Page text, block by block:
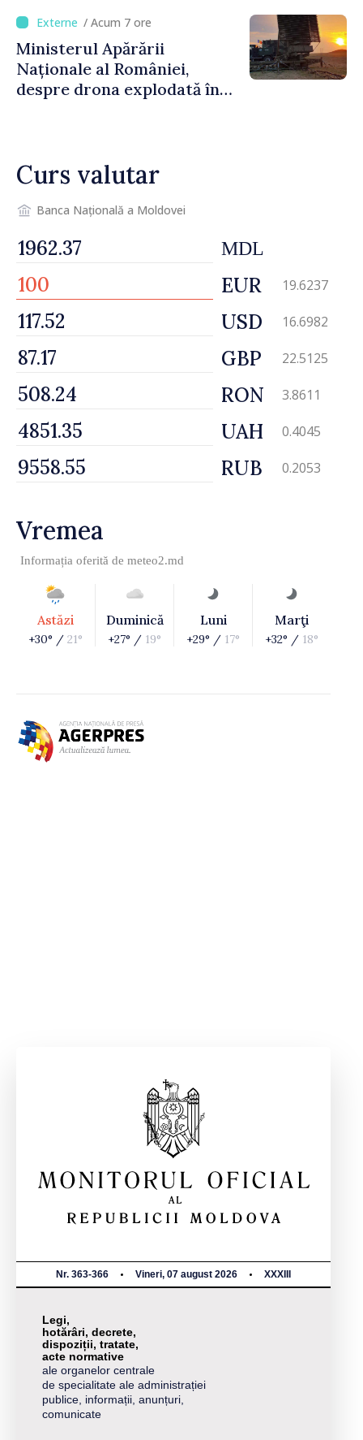
orășenesc a aprobat decizia
finală
/ Acum 7 ore
Ministerul Apărării
Naționale al României,
despre drona explodată în
Curs valutar
Banca Națională a Moldovei
MDL
EUR 19.6237
USD 16.6982
GBP 22.5125
RON 3.8611
UAH 0.4045
RUB 0.2053
Vremea
Informația oferită de meteo2.md
Astăzi
+30° / 21°
Duminică
+27° / 19°
Luni
+29° / 17°
Marţi
+32° / 18°
Nr. 363-366 Vineri, 07 august 2026 XXXIII
Legi,
hotărâri, decrete,
dispoziții, tratate,
acte normative
ale organelor centrale
de specialitate ale administrației
publice, informații, anunțuri,
comunicate